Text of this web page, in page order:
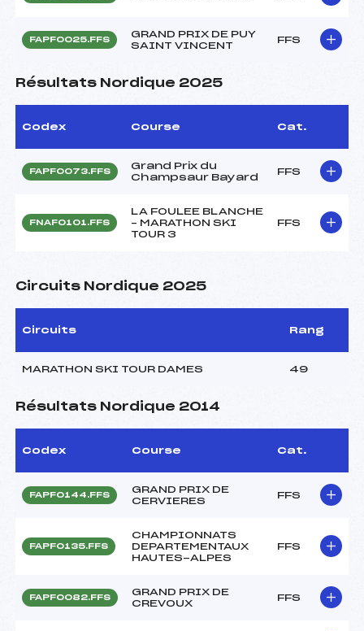
FAPF0025.FFS
GRAND PRIX DE PUY
SAINT VINCENT
FFS
Résultats Nordique 2025
Codex Course Cat.
FAPF0073.FFS
Grand Prix du
Champsaur Bayard
FFS
FNAF0101.FFS
LA FOULEE BLANCHE
– MARATHON SKI
TOUR 3
FFS
Circuits Nordique 2025
Circuits Rang
MARATHON SKI TOUR DAMES 49
Résultats Nordique 2014
Codex Course Cat.
FAPF0144.FFS
GRAND PRIX DE
CERVIERES
FFS
FAPF0135.FFS
CHAMPIONNATS
DEPARTEMENTAUX
HAUTES-ALPES
FFS
FAPF0082.FFS
GRAND PRIX DE
CREVOUX
FFS